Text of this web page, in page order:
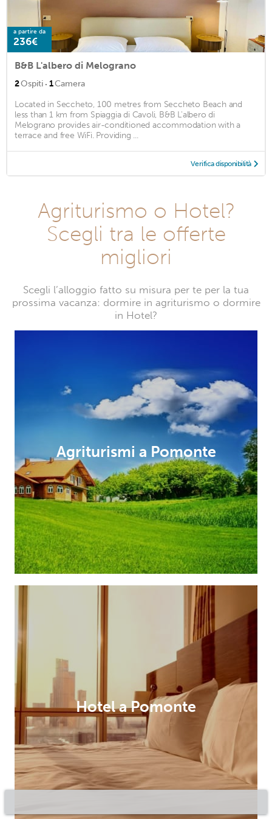
a partire da
236€
B&B L'albero di Melograno
2Ospiti · 1Camera
Located in Seccheto, 100 metres from Seccheto Beach and
less than 1 km from Spiaggia di Cavoli, B&B L'albero di
Melograno provides air-conditioned accommodation with a
terrace and free WiFi. Providing ...
Verifica disponibilità
Agriturismo o Hotel?
Scegli tra le offerte
migliori
Scegli l’alloggio fatto su misura per te per la tua
prossima vacanza: dormire in agriturismo o dormire
in Hotel?
Agriturismi a Pomonte
Hotel a Pomonte